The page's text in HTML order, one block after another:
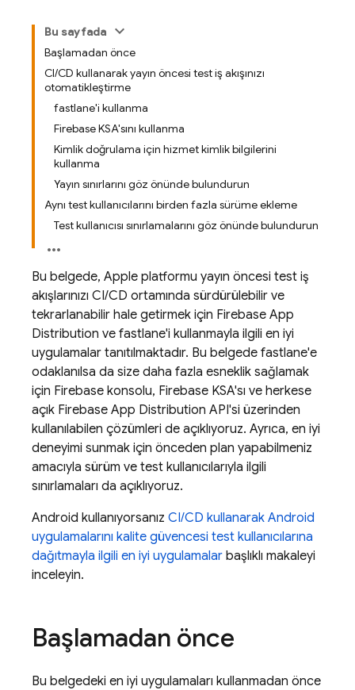
Bu sayfada
Başlamadan önce
CI/CD kullanarak yayın öncesi test iş akışınızı
otomatikleştirme
fastlane'i kullanma
Firebase KSA'sını kullanma
Kimlik doğrulama için hizmet kimlik bilgilerini
kullanma
Yayın sınırlarını göz önünde bulundurun
Aynı test kullanıcılarını birden fazla sürüme ekleme
Test kullanıcısı sınırlamalarını göz önünde bulundurun
Bu belgede, Apple platformu yayın öncesi test iş
akışlarınızı CI/CD ortamında sürdürülebilir ve
tekrarlanabilir hale getirmek için Firebase App
Distribution ve fastlane'i kullanmayla ilgili en iyi
uygulamalar tanıtılmaktadır. Bu belgede fastlane'e
odaklanılsa da size daha fazla esneklik sağlamak
için Firebase konsolu, Firebase KSA'sı ve herkese
açık Firebase App Distribution API'si üzerinden
kullanılabilen çözümleri de açıklıyoruz. Ayrıca, en iyi
deneyimi sunmak için önceden plan yapabilmeniz
amacıyla sürüm ve test kullanıcılarıyla ilgili
sınırlamaları da açıklıyoruz.
Android kullanıyorsanız CI/CD kullanarak Android
uygulamalarını kalite güvencesi test kullanıcılarına
dağıtmayla ilgili en iyi uygulamalar başlıklı makaleyi
inceleyin.
Başlamadan önce
Bu belgedeki en iyi uygulamaları kullanmadan önce